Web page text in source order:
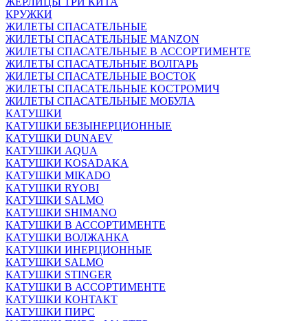
КРУЖКИ
ЖИЛЕТЫ СПАСАТЕЛЬНЫЕ
ЖИЛЕТЫ СПАСАТЕЛЬНЫЕ MANZON
ЖИЛЕТЫ СПАСАТЕЛЬНЫЕ В АССОРТИМЕНТЕ
ЖИЛЕТЫ СПАСАТЕЛЬНЫЕ ВОЛГАРЬ
ЖИЛЕТЫ СПАСАТЕЛЬНЫЕ ВОСТОК
ЖИЛЕТЫ СПАСАТЕЛЬНЫЕ КОСТРОМИЧ
ЖИЛЕТЫ СПАСАТЕЛЬНЫЕ МОБУЛА
КАТУШКИ
КАТУШКИ БЕЗЫНЕРЦИОННЫЕ
КАТУШКИ DUNAEV
КАТУШКИ AQUA
КАТУШКИ KOSADAKA
КАТУШКИ MIKADO
КАТУШКИ RYOBI
КАТУШКИ SALMO
КАТУШКИ SHIMANO
КАТУШКИ В АССОРТИМЕНТЕ
КАТУШКИ ВОЛЖАНКА
КАТУШКИ ИНЕРЦИОННЫЕ
КАТУШКИ SALMO
КАТУШКИ STINGER
КАТУШКИ В АССОРТИМЕНТЕ
КАТУШКИ КОНТАКТ
КАТУШКИ ПИРС